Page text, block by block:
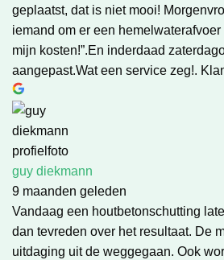
geplaatst, dat is niet mooi!
iemand om er een
mijn kosten!”.En inderdaad
aangepast.Wat een service zeg!.
guy diekmann
9 maanden geleden
Vandaag een houtbetonschutting
dan tevreden over het resultaat. De
uitdaging uit de weggegaan. Ook